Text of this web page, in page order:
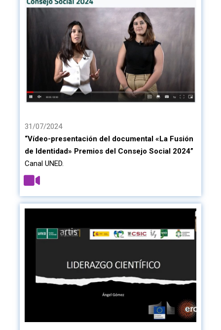
31/07/2024
“Vídeo-presentación del documental «La Fusión
de Identidad» Premios del Consejo Social 2024”
Canal UNED.